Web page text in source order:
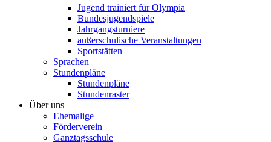
Jugend trainiert für Olympia
Bundesjugendspiele
Jahrgangsturniere
außerschulische Veranstaltungen
Sportstätten
Sprachen
Stundenpläne
Stundenpläne
Stundenraster
Über uns
Ehemalige
Förderverein
Ganztagsschule